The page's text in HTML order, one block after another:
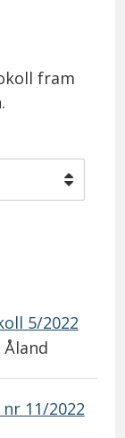
fram
5/2022
11/2022